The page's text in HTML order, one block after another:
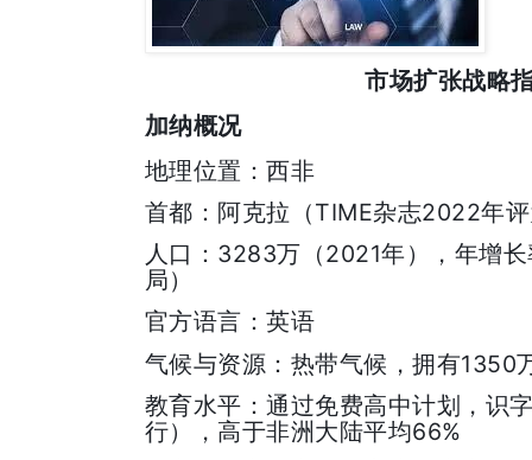
市场扩张战略
加纳概况
地理位置：西非
首都：阿克拉（TIME杂志2022年
人口： 3283万（2021年），年增
局）
官方语言：英语
气候与资源：热带气候，拥有1350
教育水平：通过免费高中计划，识
行），高于非洲大陆平均66%